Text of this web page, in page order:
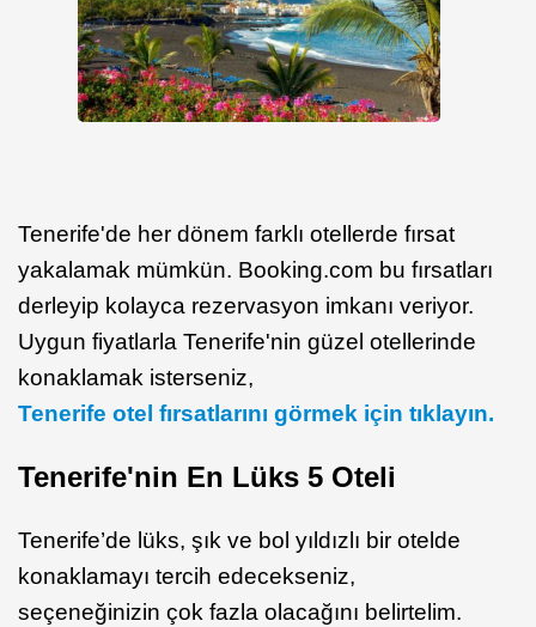
Tenerife'de her dönem farklı otellerde fırsat
yakalamak mümkün. Booking.com bu fırsatları
derleyip kolayca rezervasyon imkanı veriyor.
Uygun fiyatlarla Tenerife'nin güzel otellerinde
konaklamak isterseniz,
Tenerife otel fırsatlarını görmek için tıklayın.
Tenerife'nin En Lüks 5 Oteli
Tenerife’de lüks, şık ve bol yıldızlı bir otelde
konaklamayı tercih edecekseniz,
seçeneğinizin çok fazla olacağını belirtelim.